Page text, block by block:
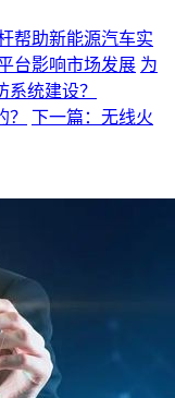
帮助新能源汽车实
台影响市场发展 为
统建设？
下一篇：无线火